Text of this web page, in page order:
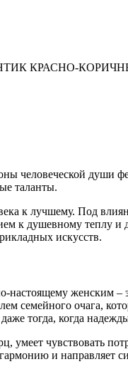
КРАСНО-
человеческой души
таланты.
к лучшему. Под
к душевному теплу и
искусств.
настоящему женским
семейного очага,
тогда, когда
чувствовать
и направляет